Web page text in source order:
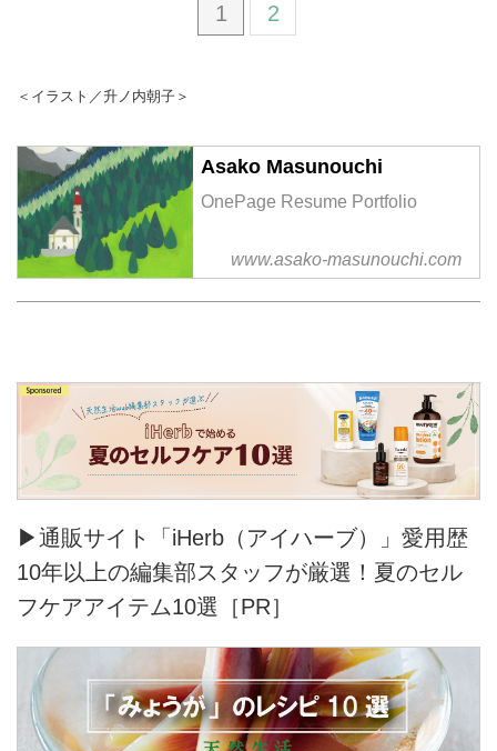
1 2
＜イラスト／升ノ内朝子＞
Asako Masunouchi
OnePage Resume Portfolio
www.asako-masunouchi.com
▶通販サイト「iHerb（アイハーブ）」愛用歴
10年以上の編集部スタッフが厳選！夏のセル
フケアアイテム10選［PR］